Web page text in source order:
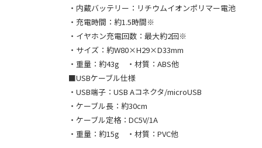
・内蔵バッテリー：リチウムイオンポリマー電池
・充電時間：約1.5時間※
・イヤホン充電回数：最大約2回※
・サイズ：約W80×H29×D33mm
・重量：約43g ・材質：ABS他
■USBケーブル仕様
・USB端子：USB Aコネクタ/microUSB
・ケーブル長：約30cm
・ケーブル定格：DC5V/1A
・重量：約15g ・材質：PVC他